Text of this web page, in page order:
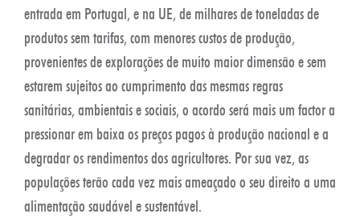
entrada em Portugal, e na UE, de milhares de toneladas de
produtos sem tarifas, com menores custos de produção,
provenientes de explorações de muito maior dimensão e sem
estarem sujeitos ao cumprimento das mesmas regras
sanitárias, ambientais e sociais, o acordo será mais um factor a
pressionar em baixa os preços pagos à produção nacional e a
degradar os rendimentos dos agricultores. Por sua vez, as
populações terão cada vez mais ameaçado o seu direito a uma
alimentação saudável e sustentável.